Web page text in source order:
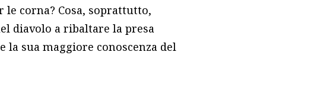
corna? Cosa, soprattutto,
diavolo a ribaltare la presa
e la sua maggiore conoscenza del